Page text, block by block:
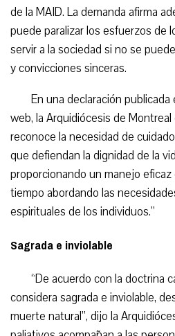
de la MAID. La demanda afirma
puede paralizar los esfuerzos de
servir a la sociedad si no se
y convicciones sinceras.
En una declaración
web, la Arquidiócesis de Montreal
reconoce la necesidad de
que defiendan la dignidad de la
proporcionando un manejo eficaz
tiempo abordando las
espirituales de los individuos.”
Sagrada e inviolable
“De acuerdo con la doctrina
considera sagrada e inviolable,
muerte natural”, dijo la